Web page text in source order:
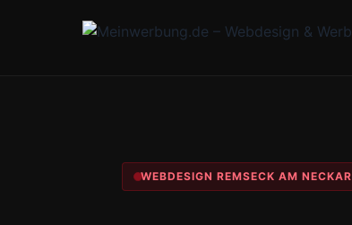
WEBDESIGN REMSECK AM NECKAR